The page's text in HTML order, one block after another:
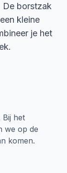
De borstzak
kleine
je het
Bij het
we op de
komen.